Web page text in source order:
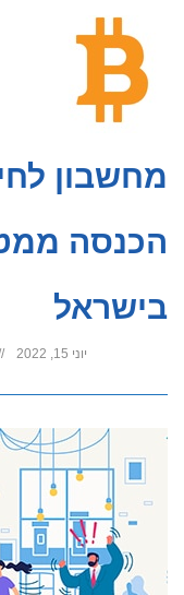
מחשבון
הכנסה
בישראל
יוני 15, 2022